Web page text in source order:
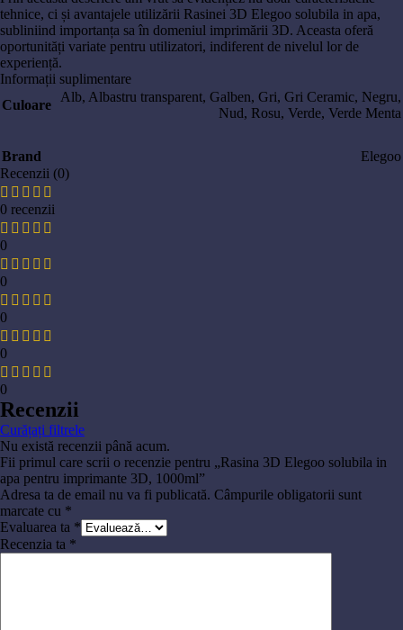
tehnice, ci și avantajele utilizării Rasinei 3D Elegoo solubila in apa,
subliniind importanța sa în domeniul imprimării 3D. Aceasta oferă
oportunități variate pentru utilizatori, indiferent de nivelul lor de
experiență.
Informații suplimentare
Culoare
Alb, Albastru transparent, Galben, Gri, Gri Ceramic, Negru,
Nud, Rosu, Verde, Verde Menta
Brand
Elegoo
Recenzii (0)
0 recenzii
0
0
0
0
0
Recenzii
Curățați filtrele
Nu există recenzii până acum.
Fii primul care scrii o recenzie pentru „Rasina 3D Elegoo solubila in
apa pentru imprimante 3D, 1000ml”
Adresa ta de email nu va fi publicată. Câmpurile obligatorii sunt
marcate cu *
Evaluarea ta *
Recenzia ta *